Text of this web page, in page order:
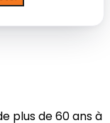
plus de 60 ans à